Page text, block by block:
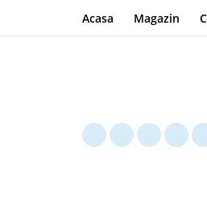
Acasa Magazin